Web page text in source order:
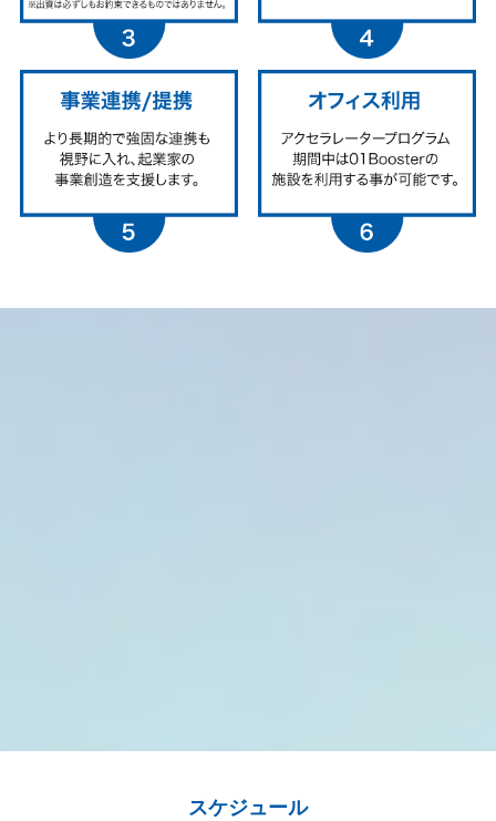
スケジュール